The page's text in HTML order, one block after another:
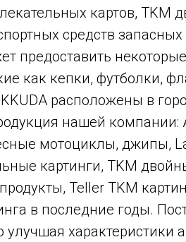
картов, TKM
средств
предоставить
как кепки, футболки,
расположены в
нашей компании:
мотоциклы, джипы,
картинги, TKM
Teller TKM
в последние годы.
характеристики